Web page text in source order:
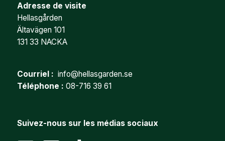
Adresse de visite
Hellasgården
Ältavägen 101
131 33 NACKA
Courriel : info@hellasgarden.se
Téléphone : 08-716 39 61
Suivez-nous sur les médias sociaux